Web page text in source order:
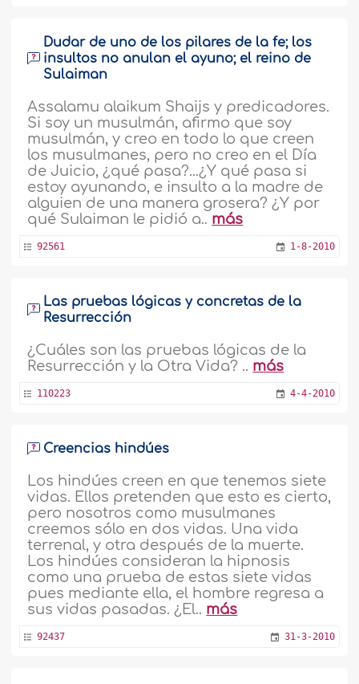
Dudar de uno de los pilares de la fe; los
insultos no anulan el ayuno; el reino de
Sulaiman
Assalamu alaikum Shaijs y predicadores.
Si soy un musulmán, afirmo que soy
musulmán, y creo en todo lo que creen
los musulmanes, pero no creo en el Día
de Juicio, ¿qué pasa?...¿Y qué pasa si
estoy ayunando, e insulto a la madre de
alguien de una manera grosera? ¿Y por
qué Sulaiman le pidió a.. más
92561 1-8-2010
Las pruebas lógicas y concretas de la
Resurrección
¿Cuáles son las pruebas lógicas de la
Resurrección y la Otra Vida? .. más
110223 4-4-2010
Creencias hindúes
Los hindúes creen en que tenemos siete
vidas. Ellos pretenden que esto es cierto,
pero nosotros como musulmanes
creemos sólo en dos vidas. Una vida
terrenal, y otra después de la muerte.
Los hindúes consideran la hipnosis
como una prueba de estas siete vidas
pues mediante ella, el hombre regresa a
sus vidas pasadas. ¿El.. más
92437 31-3-2010